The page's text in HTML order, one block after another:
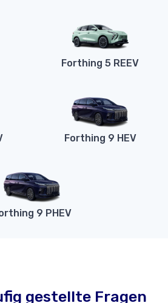
Forthing 5 REEV
Forthing 9 HEV
9 PHEV
gestellte Fragen